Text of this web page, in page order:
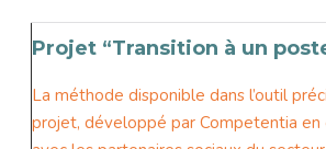
Projet “Transition à un
La méthode disponible dans l’outil
projet, développé par Competentia en